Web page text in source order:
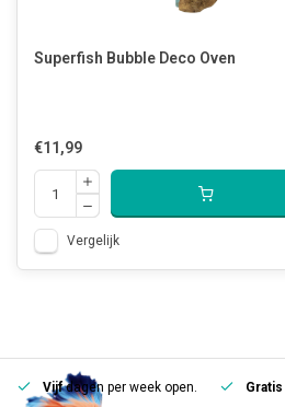
Superfish Bubble Deco Oven
€11,99
Vergelijk
Vijfdagen per week open. Gratis